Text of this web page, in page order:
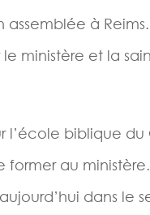
à Reims.
ministère et la
l’école biblique
former au
dans le